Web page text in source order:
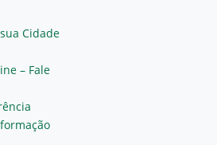
Cidade
– Fale